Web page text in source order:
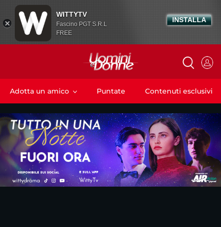
Adotta un amico Puntate Contenuti esclusivi
WITTYTV
Fascino PGT S.R.L
FREE
INSTALLA